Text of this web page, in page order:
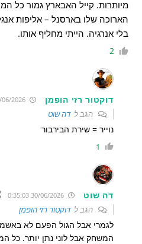
מיותרות. קייל האבארץ גמור כל
הארוכה שלו בארסנל – אליפות
בלי אנרגיה. הייתי מחליף אותו.
2
דוקטור רזי הופמן
הגב לדה שוט
נוייר = שירת הבירבור
1
דה שוט
הגב לדוקטור רזי הופמן
לגמרי אבל הגול הפעם לא
המשחק אבל לוני נתן יותר. כל